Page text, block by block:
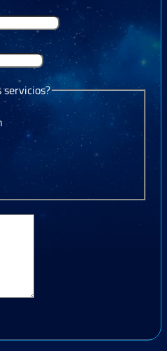
servicios?